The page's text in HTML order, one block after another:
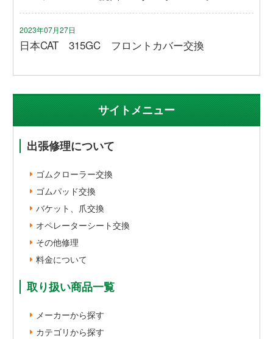
2023年07月27日
日本CAT 315GC フロントカバー交換
サイトメニュー
出張修理について
ゴムクローラー交換
ゴムパッド交換
バケット、爪交換
オペレーターシート交換
その他修理
料金について
取り扱い商品一覧
メーカーから探す
カテゴリから探す